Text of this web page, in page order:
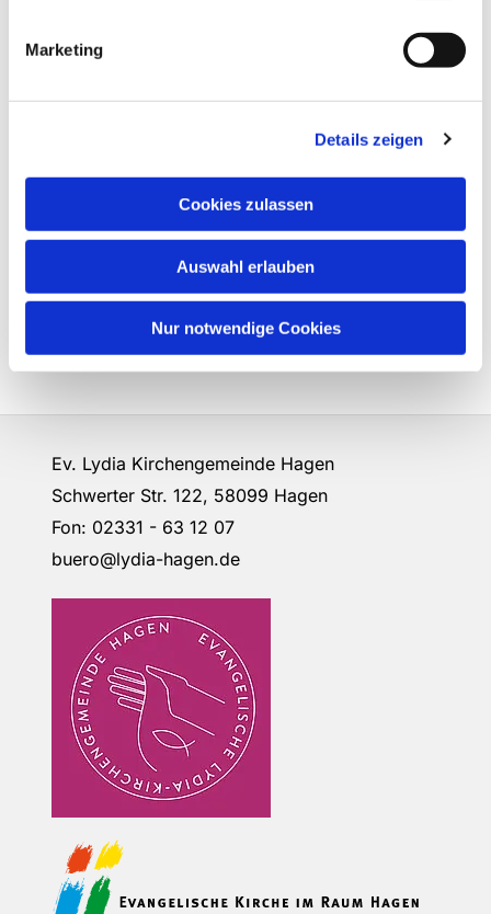
Marketing
Details zeigen
Cookies zulassen
Auswahl erlauben
Nur notwendige Cookies
Ev. Lydia Kirchengemeinde Hagen
Schwerter Str. 122, 58099 Hagen
Fon: 02331 - 63 12 07
buero@lydia-hagen.de